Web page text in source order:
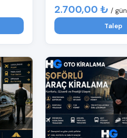
2.700,00 ₺ / gün
Talep